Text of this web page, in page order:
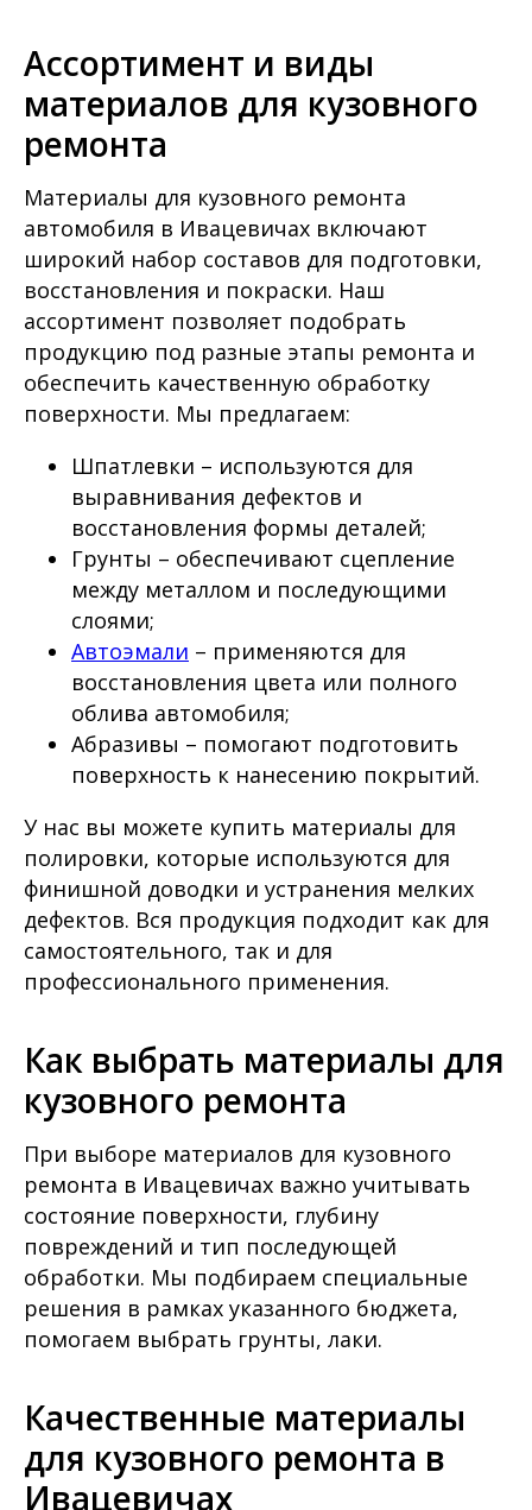
Ассортимент и виды
материалов для кузовного
ремонта
Материалы для кузовного ремонта
автомобиля в Ивацевичах включают
широкий набор составов для подготовки,
восстановления и покраски. Наш
ассортимент позволяет подобрать
продукцию под разные этапы ремонта и
обеспечить качественную обработку
поверхности. Мы предлагаем:
Шпатлевки – используются для
выравнивания дефектов и
восстановления формы деталей;
Грунты – обеспечивают сцепление
между металлом и последующими
слоями;
Автоэмали – применяются для
восстановления цвета или полного
облива автомобиля;
Абразивы – помогают подготовить
поверхность к нанесению покрытий.
У нас вы можете купить материалы для
полировки, которые используются для
финишной доводки и устранения мелких
дефектов. Вся продукция подходит как для
самостоятельного, так и для
профессионального применения.
Как выбрать материалы для
кузовного ремонта
При выборе материалов для кузовного
ремонта в Ивацевичах важно учитывать
состояние поверхности, глубину
повреждений и тип последующей
обработки. Мы подбираем специальные
решения в рамках указанного бюджета,
помогаем выбрать грунты, лаки.
Качественные материалы
для кузовного ремонта в
Ивацевичах